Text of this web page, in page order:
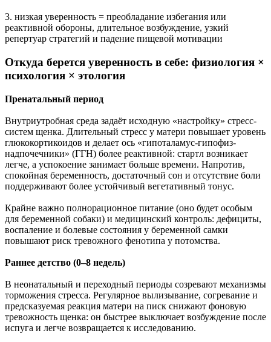
3. низкая уверенность = преобладание избегания или
реактивной обороны, длительное возбуждение, узкий
репертуар стратегий и падение пищевой мотивации
Откуда берется уверенность в себе: физиология ×
психология × этология
Пренатальный период
Внутриутробная среда задаёт исходную «настройку» стресс-
систем щенка. Длительный стресс у матери повышает уровень
глюкокортикоидов и делает ось «гипоталамус-гипофиз-
надпочечники» (ГГН) более реактивной: стартл возникает
легче, а успокоение занимает больше времени. Напротив,
спокойная беременность, достаточный сон и отсутствие боли
поддерживают более устойчивый вегетативный тонус.
Крайне важно полнорационное питание (оно будет особым
для беременной собаки) и медицинский контроль: дефициты,
воспаление и болевые состояния у беременной самки
повышают риск тревожного фенотипа у потомства.
Раннее детство (0–8 недель)
В неонатальный и переходный периоды созревают механизмы
торможения стресса. Регулярное вылизывание, согревание и
предсказуемая реакция матери на писк снижают фоновую
тревожность щенка: он быстрее выключает возбуждение после
испуга и легче возвращается к исследованию.